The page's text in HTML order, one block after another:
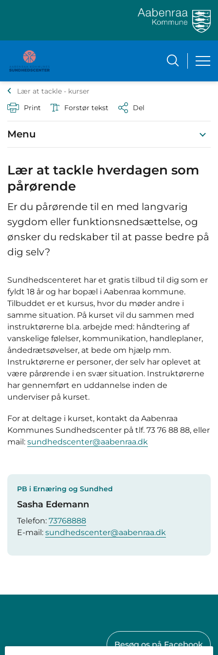
Lær at tackle - kurser
Print
Forstør tekst Del
Menu
Lær at tackle hverdagen som
pårørende
Er du pårørende til en med langvarig
sygdom eller funktionsnedsættelse, og
ønsker du redskaber til at passe bedre på
dig selv?
Sundhedscenteret har et gratis tilbud til dig som er
fyldt 18 år og har bopæl i Aabenraa kommune.
Tilbuddet er et kursus, hvor du møder andre i
samme situation. På kurset vil du sammen med
instruktørerne bl.a. arbejde med: håndtering af
vanskelige følelser, kommunikation, handleplaner,
åndedrætsøvelser, at bede om hjælp mm.
Instruktørerne er personer, der selv har oplevet at
være pårørende i en svær situation. Instruktørerne
har gennemført en uddannelse inden de
underviser på kurset.
For at deltage i kurset, kontakt da Aabenraa
Kommunes Sundhedscenter på tlf. 73 76 88 88, eller
mail: sundhedscenter@aabenraa.dk
PB i Ernæring og Sundhed
Sasha Edemann
Telefon: 73768888
E-mail: sundhedscenter@aabenraa.dk
Besøg os på Facebook